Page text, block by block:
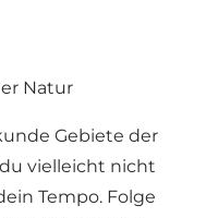
Natur
Gebiete der
vielleicht nicht
Tempo. Folge